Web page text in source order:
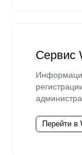
Сервис
Перейти в